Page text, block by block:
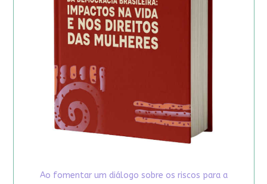
Ao fomentar um diálogo sobre os riscos para a